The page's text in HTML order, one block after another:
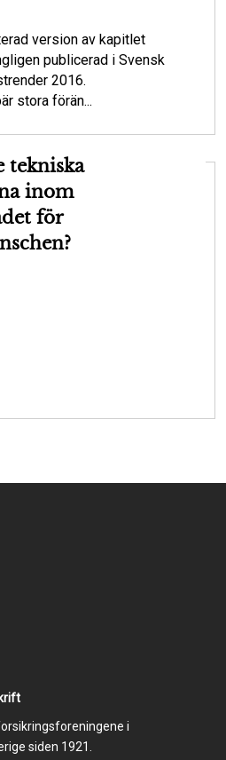
version av kapitlet
publicerad i Svensk
2016.
stora förän...
tekniska
inom
för
i
siden 1921.